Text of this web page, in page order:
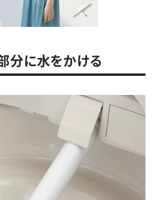
分に水をかける